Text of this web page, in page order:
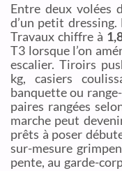
Entre deux volées
d’un petit dressing.
Travaux chiffre à
T3 lorsque l’on
escalier. Tiroirs
kg, casiers
banquette ou
paires rangées
marche peut
prêts à poser
sur-mesure
pente, au garde-